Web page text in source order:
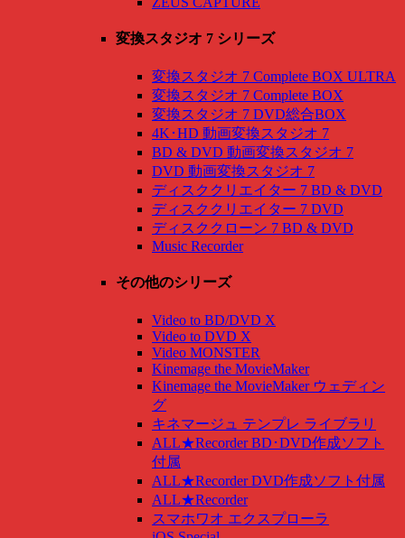
変換スタジオ 7 シリーズ
変換スタジオ 7 Complete BOX ULTRA
変換スタジオ 7 Complete BOX
変換スタジオ 7 DVD総合BOX
4K･HD 動画変換スタジオ 7
BD & DVD 動画変換スタジオ 7
DVD 動画変換スタジオ 7
ディスククリエイター 7 BD & DVD
ディスククリエイター 7 DVD
ディスククローン 7 BD & DVD
Music Recorder
その他のシリーズ
Video to BD/DVD X
Video to DVD X
Video MONSTER
Kinemage the MovieMaker
Kinemage the MovieMaker ウェディン
グ
キネマージュ テンプレ ライブラリ
ALL★Recorder BD･DVD作成ソフト
付属
ALL★Recorder DVD作成ソフト付属
ALL★Recorder
スマホワオ エクスプローラ